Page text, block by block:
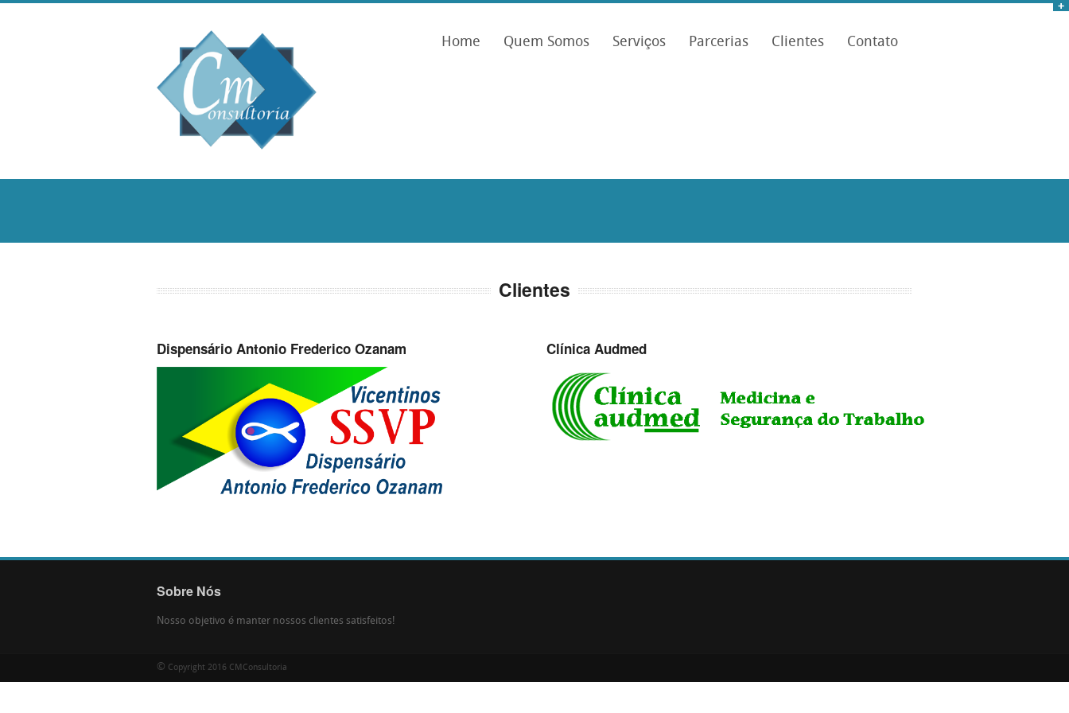
Home Quem Somos Serviços Parcerias Clientes Contato
Clientes
Dispensário Antonio Frederico Ozanam Clínica Audmed
Sobre Nós
Nosso objetivo é manter nossos clientes satisfeitos!
© Copyright 2016 CMConsultoria